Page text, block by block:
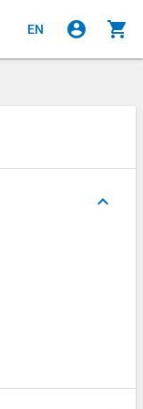
EN account_circle shopping_cart
keyboard_arrow_up